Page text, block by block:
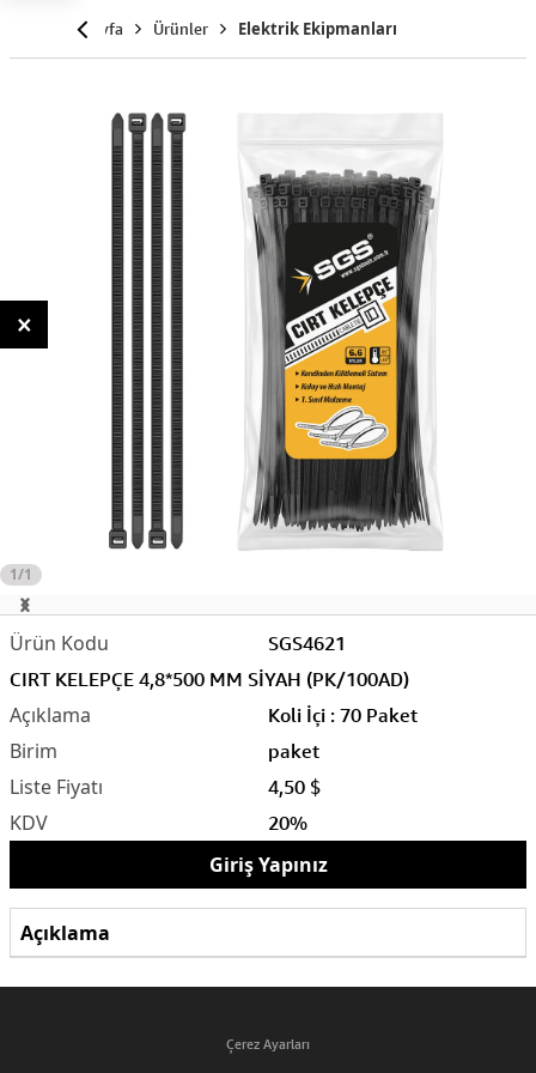
Anasayfa Ürünler Elektrik Ekipmanları
1/1
SGS4621
CIRT KELEPÇE 4,8*500 MM SİYAH (PK/100AD)
Koli İçi : 70 Paket
paket
4,50 $
20%
Giriş Yapınız
Açıklama
Çerez Ayarları
×